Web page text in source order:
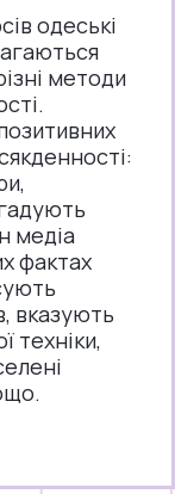
одеські
методи
медіа
фактах
вказують
техніки,